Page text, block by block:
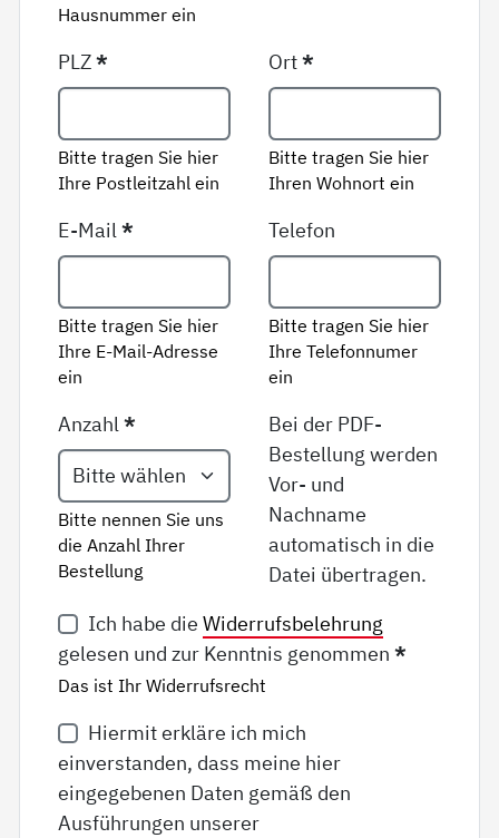
Hausnummer ein
PLZ*
Bitte tragen Sie hier
Ihre Postleitzahl ein
Ort*
Bitte tragen Sie hier
Ihren Wohnort ein
E-Mail*
Bitte tragen Sie hier
Ihre E-Mail-Adresse
ein
Telefon
Bitte tragen Sie hier
Ihre Telefonnumer
ein
Anzahl*
Bitte nennen Sie uns
die Anzahl Ihrer
Bestellung
Bei der PDF-
Bestellung werden
Vor- und
Nachname
automatisch in die
Datei übertragen.
Ich habe die Widerrufsbelehrung
gelesen und zur Kenntnis genommen*
Das ist Ihr Widerrufsrecht
Hiermit erkläre ich mich
einverstanden, dass meine hier
eingegebenen Daten gemäß den
Ausführungen unserer